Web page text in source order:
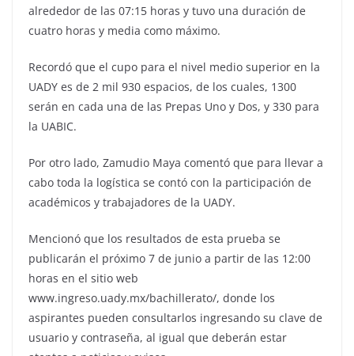
alrededor de las 07:15 horas y tuvo una duración de
cuatro horas y media como máximo.
Recordó que el cupo para el nivel medio superior en la
UADY es de 2 mil 930 espacios, de los cuales, 1300
serán en cada una de las Prepas Uno y Dos, y 330 para
la UABIC.
Por otro lado, Zamudio Maya comentó que para llevar a
cabo toda la logística se contó con la participación de
académicos y trabajadores de la UADY.
Mencionó que los resultados de esta prueba se
publicarán el próximo 7 de junio a partir de las 12:00
horas en el sitio web
www.ingreso.uady.mx/bachillerato/, donde los
aspirantes pueden consultarlos ingresando su clave de
usuario y contraseña, al igual que deberán estar